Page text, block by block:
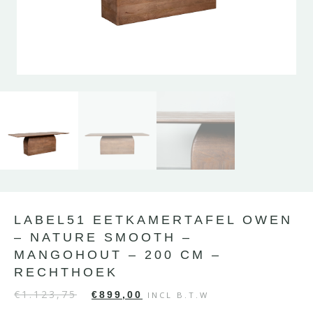
LABEL51 EETKAMERTAFEL OWEN
– NATURE SMOOTH –
MANGOHOUT – 200 CM –
RECHTHOEK
€1.123,75 €899,00 INCL B.T.W